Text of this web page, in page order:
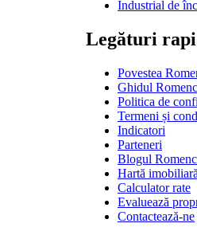
Industrial de
Legături
Povestea
Ghidul
Politica de
Termeni și
Indicatori
Parteneri
Blogul
Hartă imobiliară
Calculator rate
Evaluează
Contactează-ne